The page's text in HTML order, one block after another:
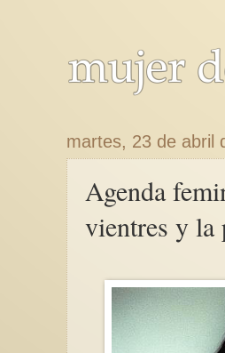
martes, 23 de abril
Agenda
vientres y la